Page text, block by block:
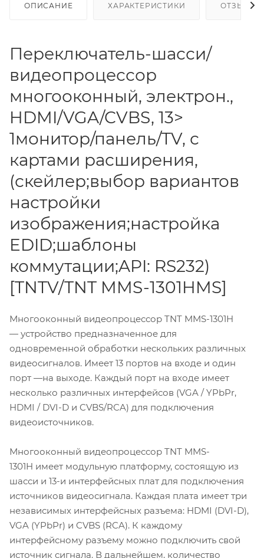
ОПИСАНИЕ ХАРАКТЕРИСТИКИ ОТЗЫВЫ
Переключатель-шасси/
видеопроцессор
многооконный, электрон.,
HDMI/VGA/CVBS, 13>
1монитор/панель/TV, с
картами расширения,
(скейлер;выбор вариантов
настройки
изображения;настройка
EDID;шаблоны
коммутации;API: RS232)
[TNTV/TNT MMS-1301HMS]
Многооконный видеопроцессор TNT MMS-1301H
— устройство предназначенное для
одновременной обработки нескольких различных
видеосигналов. Имеет 13 портов на входе и один
порт —на выходе. Каждый порт на входе имеет
несколько различных интерфейсов (VGA / YPbPr,
HDMI / DVI-D и CVBS/RCA) для подключения
видеоисточников.
Многооконный видеопроцессор TNT MMS-
1301H имеет модульную платформу, состоящую из
шасси и 13-и интерфейсных плат для подключения
источников видеосигнала. Каждая плата имеет три
независимых интерфейсных разъема: HDMI (DVI-D),
VGA (YPbPr) и CVBS (RCA). К каждому
интерфейсному разъему можно подключить свой
источник сигнала. В дальнейшем, количество